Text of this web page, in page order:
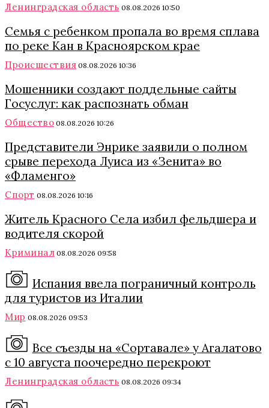
Ленинградская область 08.08.2026 10:50
Семья с ребенком пропала во время сплава
по реке Кан в Красноярском крае
Происшествия 08.08.2026 10:36
Мошенники создают поддельные сайты
Госуслуг: как распознать обман
Общество 08.08.2026 10:26
Представители Энрике заявили о полном
срыве перехода Луиса из «Зенита» во
«Фламенго»
Спорт 08.08.2026 10:16
Житель Красного Села избил фельдшера и
водителя скорой
Криминал 08.08.2026 09:58
Испания ввела пограничный контроль
для туристов из Италии
Мир 08.08.2026 09:53
Все съезды на «Сортавале» у Агалатово
с 10 августа поочередно перекроют
Ленинградская область 08.08.2026 09:34